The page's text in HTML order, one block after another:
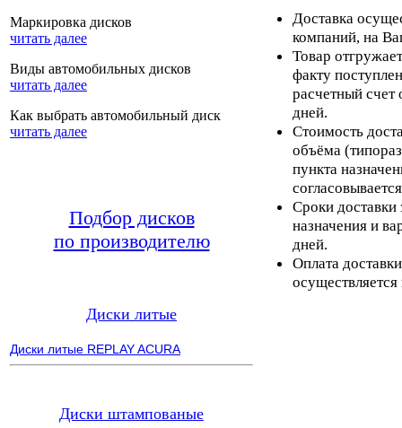
Маркировка дисков
читать далее
Виды автомобильных дисков
читать далее
Как выбрать автомобильный диск
читать далее
Подбор дисков
по производителю
Диски литые
Диски литые REPLAY ACURA
Диски штампованые
Доставка
компаний, на
Товар
факту
расчетный счет
дней.
Стоимость
объёма
пункта
Сроки доставки
назначения и
дней.
Оплата